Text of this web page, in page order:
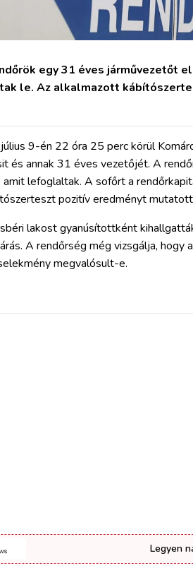
egy 31 éves járművezetőt
le. Az alkalmazott
9-én 22 óra 25 perc körül
és annak 31 éves vezetőjét. A
lefoglaltak. A sofőrt a
pozitív eredményt
lakost gyanúsítottként
A rendőrség még vizsgálja, hogy
megvalósult-e.
Legyen